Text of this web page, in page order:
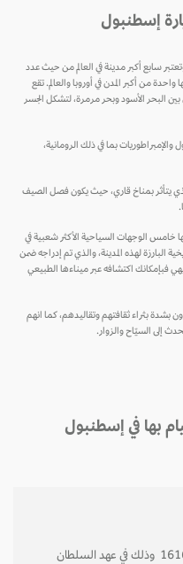
إسطنبول
سابع أكبر مدينة في العالم من حيث عدد
مما يجعلها واحدة من أكبر المدن في أوروبا والعالم. تقع
الأسود وبحر مرمرة، لتشكل الجسر
بما في ذلك الرومانية،
يتأثر بمناخ قاري، حيث يكون فصل الصيف
مما يجعلها خامس الوجهات السياحية الأكثر شعبية في
لهذه المدينة، والذي تم إدراجه ضمن
فبإمكانك اكتشافه عبر ميناءها الطبيعي
بثراء ثقافتهم وتقاليدهم، كما انهم
السيّاح والزوار.
بها في إسطنبول
تم بناء هذا المسجد بين عامي 1609 و 1616 وذلك في عهد السلطان